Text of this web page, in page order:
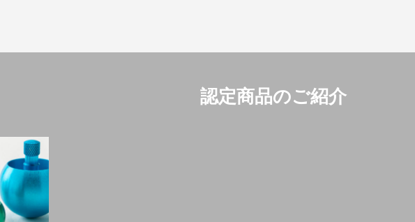
認定商品のご紹介